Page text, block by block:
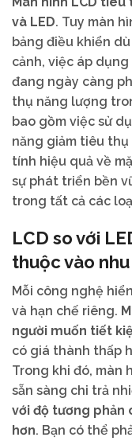
và LED. Tuy màn
bảng điều khiển
cảnh, việc áp
đang ngày càng
thụ năng lượng
bao gồm việc sử
năng giảm tiêu
tính hiệu quả về
sự phát triển bền
trong tất cả các
LCD so với
thuộc vào
Mỗi công nghệ
và hạn chế riêng.
người muốn tiết
có giá thành thấp
Trong khi đó, màn
sẵn sàng chi trả
với độ tương phản
hơn. Bạn có thể